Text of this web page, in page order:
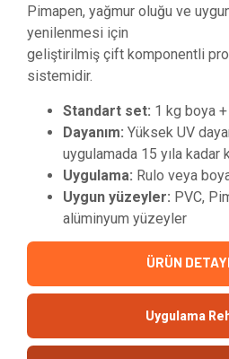
Pimapen, yağmur oluğu ve
yenilenmesi için
geliştirilmiş çift komponentli
sistemidir.
Standart set: 1 kg boya
Dayanım: Yüksek UV
uygulamada 15 yıla kadar
Uygulama: Rulo veya
Uygun yüzeyler: PVC,
alüminyum yüzeyler
ÜRÜN
Uygulama